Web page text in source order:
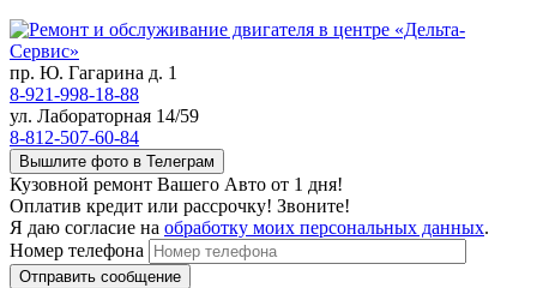
пр. Ю. Гагарина д. 1
8-921-998-18-88
ул. Лабораторная 14/59
8-812-507-60-84
Вышлите фото в Телеграм
Кузовной ремонт Вашего Авто от 1 дня!
Оплатив кредит или рассрочку! Звоните!
Я даю согласие на обработку моих персональных данных.
Номер телефона